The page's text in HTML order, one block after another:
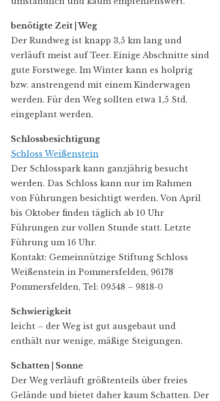
benötigte Zeit | Weg
Der Rundweg ist knapp 3,5 km lang und
verläuft meist auf Teer. Einige Abschnitte sind
gute Forstwege. Im Winter kann es holprig
bzw. anstrengend mit einem Kinderwagen
werden. Für den Weg sollten etwa 1,5 Std.
eingeplant werden.
Schlossbesichtigung
Schloss Weißenstein
Der Schlosspark kann ganzjährig besucht
werden. Das Schloss kann nur im Rahmen
von Führungen besichtigt werden. Von April
bis Oktober finden täglich ab 10 Uhr
Führungen zur vollen Stunde statt. Letzte
Führung um 16 Uhr.
Kontakt: Gemeinnützige Stiftung Schloss
Weißenstein in Pommersfelden, 96178
Pommersfelden, Tel: 09548 – 9818-0
Schwierigkeit
leicht – der Weg ist gut ausgebaut und
enthält nur wenige, mäßige Steigungen.
Schatten | Sonne
Der Weg verläuft größtenteils über freies
Gelände und bietet daher kaum Schatten. Der